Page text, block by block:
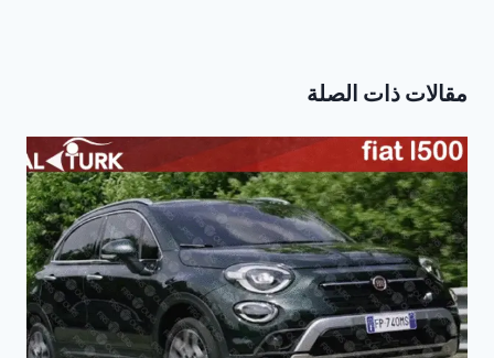
مقالات ذات الصلة